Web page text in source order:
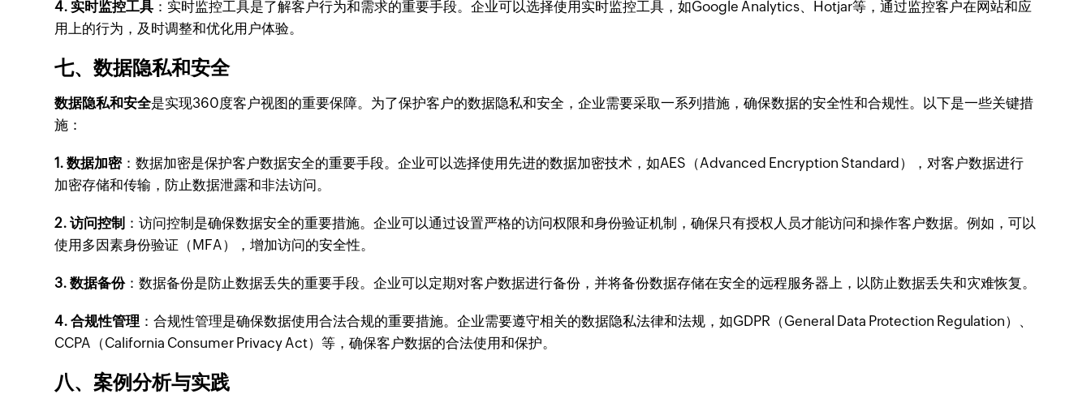
4. 实时监控工具 ：实时监控工具是了解客户行为和需求的重要手段。企业可以选择使用实时监控工具，如Google Analytics、Hotjar等，通过监控客户在网站和应
用上的行为，及时调整和优化用户体验。
七、数据隐私和安全
数据隐私和安全是实现360度客户视图的重要保障。为了保护客户的数据隐私和安全，企业需要采取一系列措施，确保数据的安全性和合规性。以下是一些关键措
施：
1. 数据加密：数据加密是保护客户数据安全的重要手段。企业可以选择使用先进的数据加密技术，如AES（Advanced Encryption Standard），对客户数据进行
加密存储和传输，防止数据泄露和非法访问。
2. 访问控制 ：访问控制是确保数据安全的重要措施。企业可以通过设置严格的访问权限和身份验证机制，确保只有授权人员才能访问和操作客户数据。例如，可以
使用多因素身份验证（MFA），增加访问的安全性。
3. 数据备份：数据备份是防止数据丢失的重要手段。企业可以定期对客户数据进行备份，并将备份数据存储在安全的远程服务器上，以防止数据丢失和灾难恢复。
4. 合规性管理 ：合规性管理是确保数据使用合法合规的重要措施。企业需要遵守相关的数据隐私法律和法规，如GDPR（General Data Protection Regulation）、
CCPA（California Consumer Privacy Act）等，确保客户数据的合法使用和保护。
八、案例分析与实践